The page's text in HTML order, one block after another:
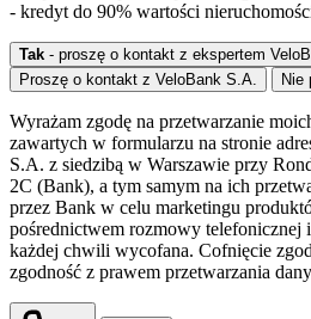
- kredyt do 90% wartości
Tak - proszę o kontakt z ekspertem
Proszę o kontakt z VeloBank S.A.
Nie
Wyrażam zgodę na przetwarzanie
zawartych w formularzu na stronie
S.A. z siedzibą w Warszawie przy
2C (Bank), a tym samym na ich
przez Bank w celu marketingu
pośrednictwem rozmowy telefonicznej
każdej chwili wycofana. Cofnięcie
zgodność z prawem przetwarzania